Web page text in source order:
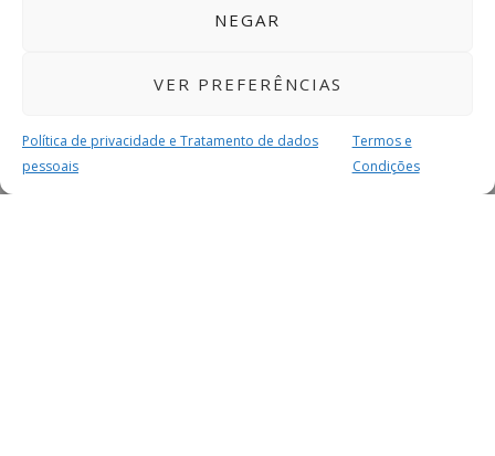
NEGAR
VER PREFERÊNCIAS
Política de privacidade e Tratamento de dados
pessoais
Termos e
Condições